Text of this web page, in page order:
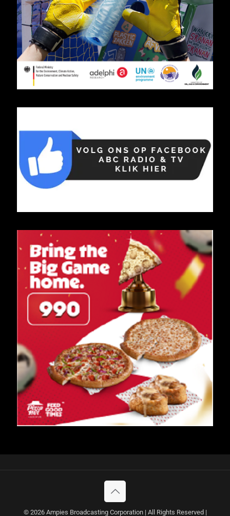
© 2026 Ampies Broadcasting Corporation | All Rights Reserved |